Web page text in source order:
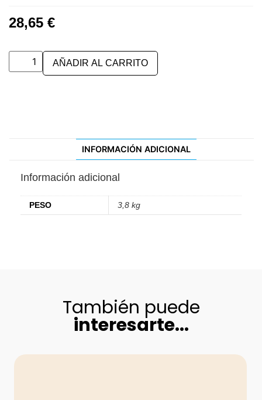
28,65 €
AÑADIR AL CARRITO
INFORMACIÓN ADICIONAL
Información adicional
PESO 3,8 kg
También puede
interesarte...